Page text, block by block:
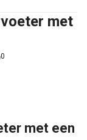
met
0
met een